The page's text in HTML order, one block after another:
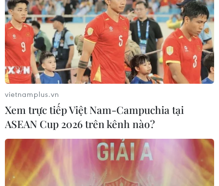
vietnamplus.vn
Xem trực tiếp Việt Nam-Campuchia tại
ASEAN Cup 2026 trên kênh nào?